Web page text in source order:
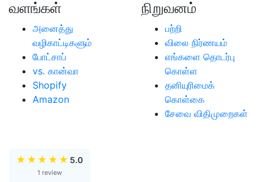
வளங்கள்
அனைத்து
வழிகாட்டிகளும்
போட்சாப்
vs. கான்வா
Shopify
Amazon
நிறுவனம்
பற்றி
விலை நிர்ணயம்
எங்களை தொடர்பு
கொள்ள
தனியுரிமைக்
கொள்கை
சேவை விதிமுறைகள்
★ ★ ★ ★ ★ 5.0
1 review